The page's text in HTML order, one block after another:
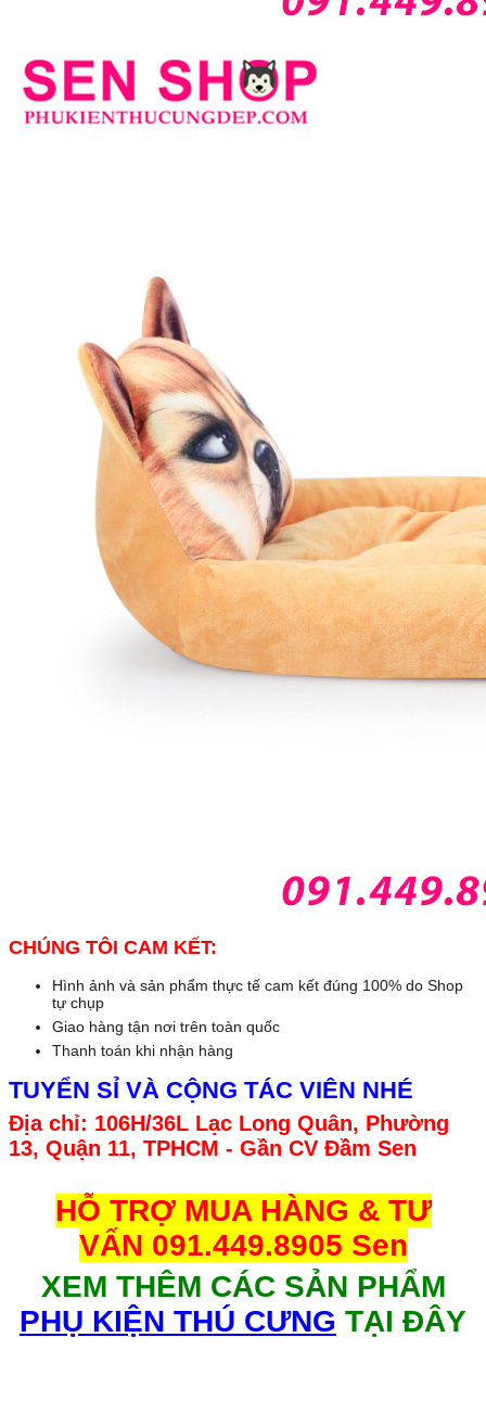
CHÚNG TÔI CAM KẾT:
Hình ảnh và sản phẩm thực tế cam kết đúng 100% do Shop
tự chụp
Giao hàng tận nơi trên toàn quốc
Thanh toán khi nhận hàng
TUYỂN SỈ VÀ CỘNG TÁC VIÊN NHÉ
Địa chỉ: 106H/36L Lạc Long Quân, Phường
13, Quận 11, TPHCM - Gần CV Đầm Sen
HỖ TRỢ MUA HÀNG & TƯ
VẤN 091.449.8905 Sen
XEM THÊM CÁC SẢN PHẨM
PHỤ KIỆN THÚ CƯNG TẠI ĐÂY